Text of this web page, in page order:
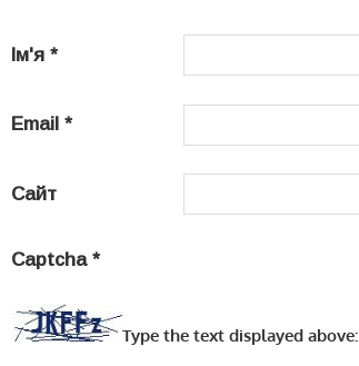
Ім'я *
Email *
Сайт
Captcha *
Type the text displayed above: